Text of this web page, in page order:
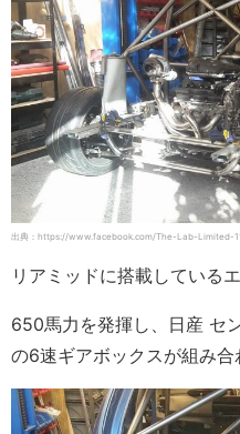
出典：https://www.facebook.com/The-Lab-Limited-
リアミッドに搭載している
650馬力を発揮し、日産 セ
の6速ギアボックスが組み合